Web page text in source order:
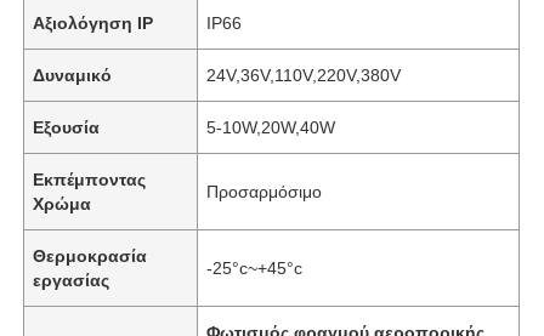
Αξιολόγηση IP IP66
Δυναμικό 24V,36V,110V,220V,380V
Εξουσία 5-10W,20W,40W
Εκπέμποντας
Χρώμα
Προσαρμόσιμο
Θερμοκρασία
εργασίας
-25°c~+45°c
Φωτισμός φραγμού αεροπορικής